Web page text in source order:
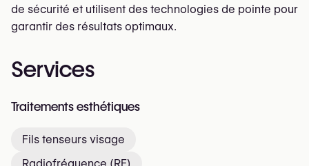
de sécurité et utilisent des technologies de pointe pour
garantir des résultats optimaux.
Services
Traitements esthétiques
Fils tenseurs visage